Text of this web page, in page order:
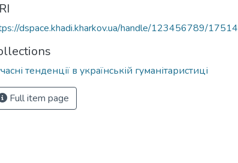
dspace.khadi.kharkov.ua/handle/123456789/17514
тенденції в українській гуманітаристиці
Full item page